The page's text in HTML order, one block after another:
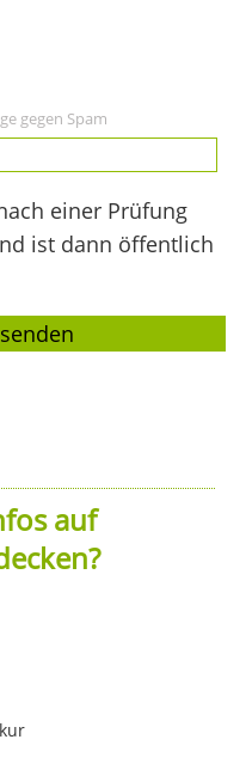
gegen Spam
einer Prüfung
ist dann öffentlich
auf